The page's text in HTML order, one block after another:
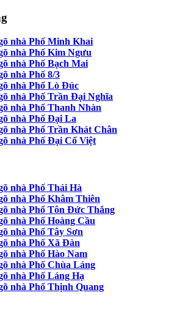
nhà Phố Minh Khai
nhà Phố Kim Ngưu
nhà Phố Bạch Mai
nhà Phố 8/3
nhà Phố Lò Đúc
nhà Phố Trần Đại Nghĩa
nhà Phố Thanh Nhàn
nhà Phố Đại La
nhà Phố Trần Khát Chân
nhà Phố Đại Cổ Việt
nhà Phố Thái Hà
nhà Phố Khâm Thiên
nhà Phố Tôn Đức Thắng
nhà Phố Hoàng Cầu
nhà Phố Tây Sơn
nhà Phố Xã Đàn
nhà Phố Hào Nam
nhà Phố Chùa Láng
nhà Phố Láng Hạ
nhà Phố Thịnh Quang